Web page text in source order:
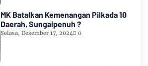
MK Batalkan Kemenangan Pilkada 10
Daerah, Sungaipenuh ?
Selasa, Desember 17, 2024 0